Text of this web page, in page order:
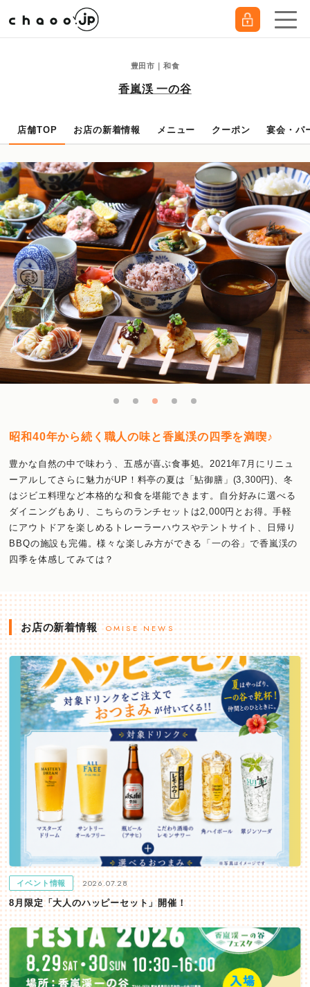
豊田市｜和食
香嵐渓 一の谷
店舗TOP お店の新着情報 メニュー クーポン 宴会・パ
昭和40年から続く職人の味と香嵐渓の四季を満喫♪
豊かな自然の中で味わう、五感が喜ぶ食事処。2021年7月にリニュ
ーアルしてさらに魅力がUP！料亭の夏は「鮎御膳」(3,300円)、冬
はジビエ料理など本格的な和食を堪能できます。自分好みに選べる
ダイニングもあり、こちらのランチセットは2,000円とお得。手軽
にアウトドアを楽しめるトレーラーハウスやテントサイト、日帰り
BBQの施設も完備。様々な楽しみ方ができる「一の谷」で香嵐渓の
四季を体感してみては？
お店の新着情報 OMISE NEWS
イベント情報 2026.07.28
8月限定「大人のハッピーセット」開催！